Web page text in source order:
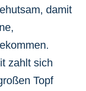
damit
zahlt sich
Topf